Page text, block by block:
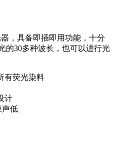
，具备即插即用功能，十分
的30多种波长，也可以进行光
有荧光染料
计
声低